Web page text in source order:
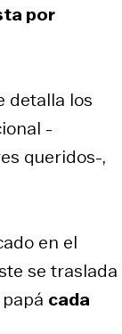
por
detalla los
-
queridos-,
en el
se traslada
cada